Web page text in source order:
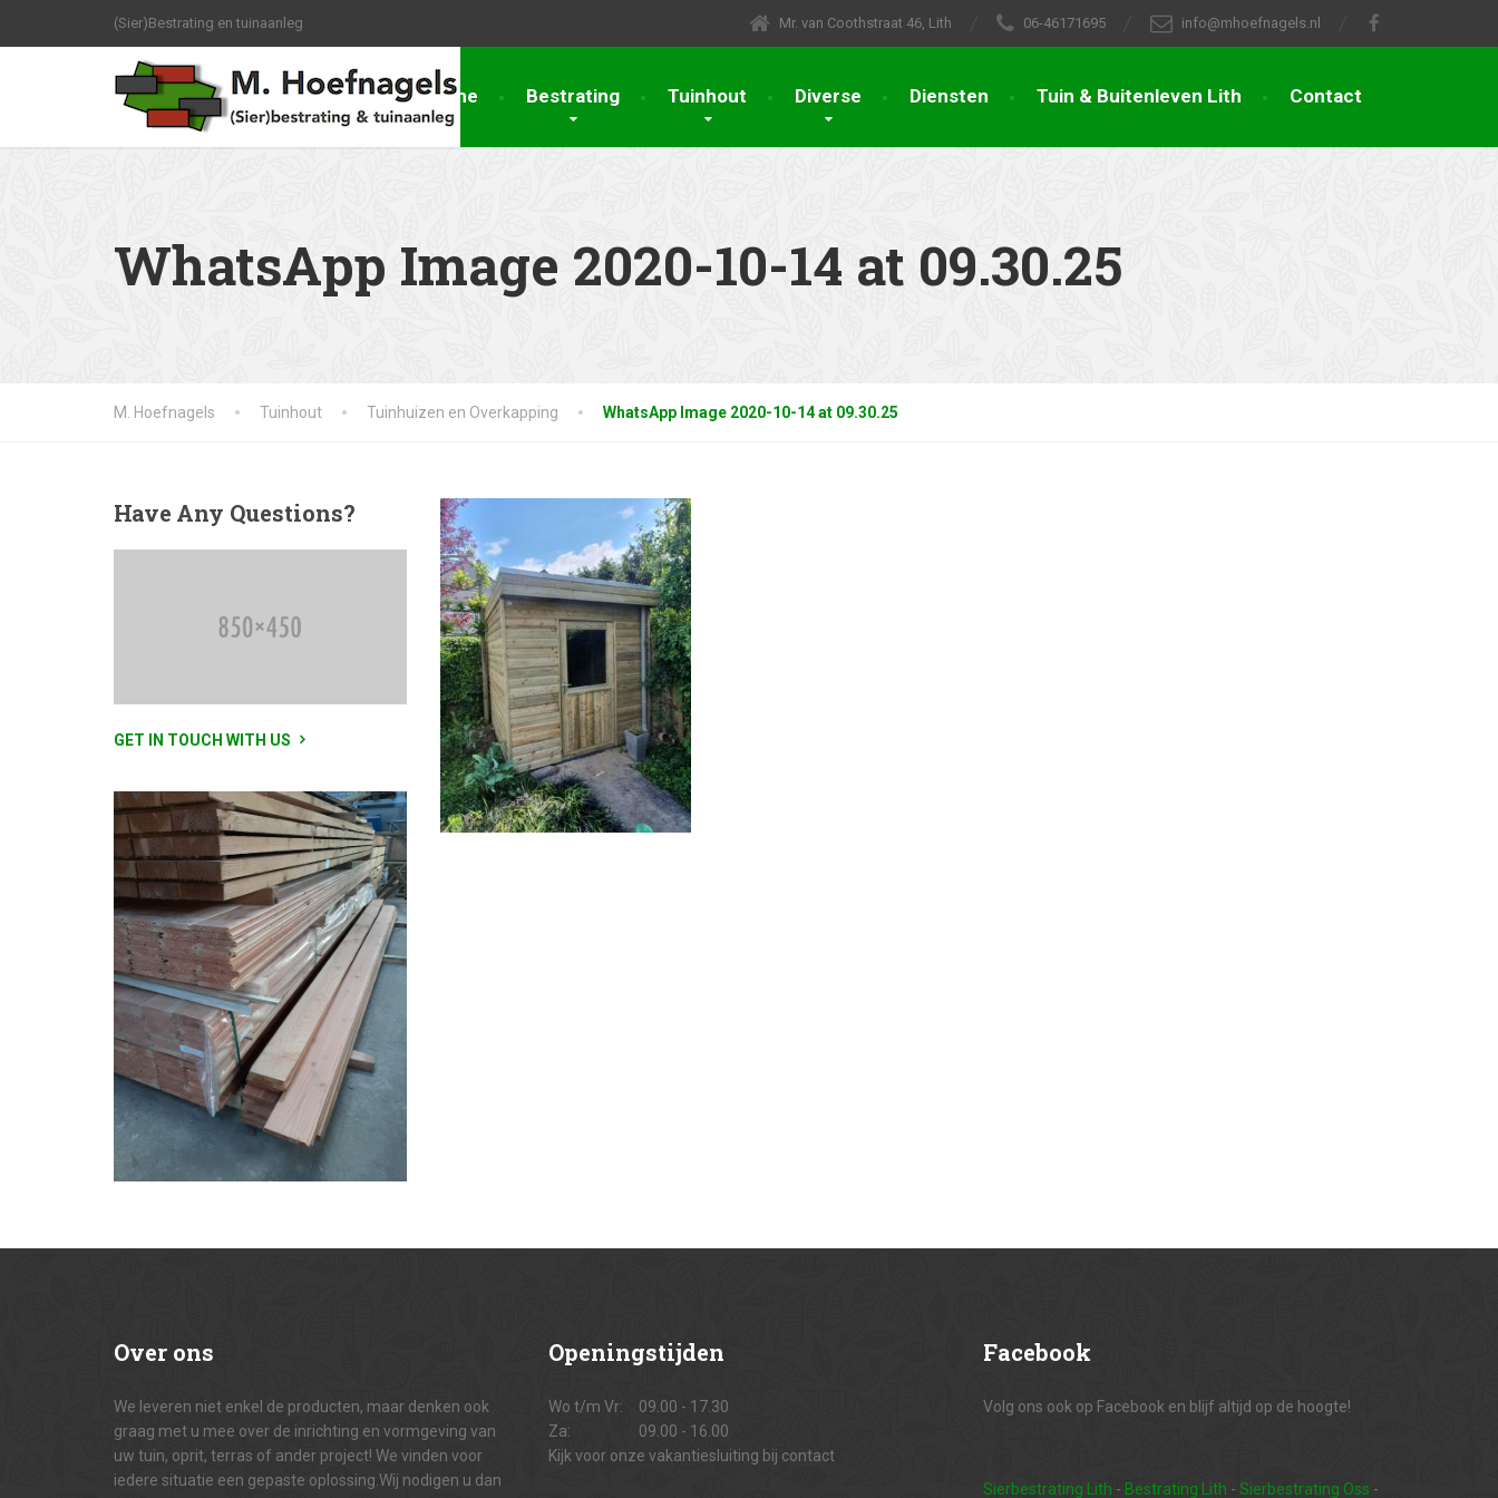
(Sier)Bestrating en tuinaanleg Mr. van Coothstraat 46, Lith 06-46171695 info@mhoefnagels.nl
Home Bestrating Tuinhout Diverse Diensten Tuin & Buitenleven Lith Contact
WhatsApp Image 2020-10-14 at 09.30.25
M. Hoefnagels Tuinhout Tuinhuizen en Overkapping WhatsApp Image 2020-10-14 at 09.30.25
HaveAny Questions?
GET IN TOUCH WITH US
Over ons
We leveren niet enkel de producten, maar denken ook
graag met u mee over de inrichting en vormgeving van
uw tuin, oprit, terras of ander project! We vinden voor
iedere situatie een gepaste oplossing.Wij nodigen u dan
Openingstijden
Wo t/m Vr:
09.00 - 17.30
Za:
09.00 - 16.00
Kijk voor onze vakantiesluiting bij contact
Facebook
Volg ons ook op Facebook en blijf altijd op de hoogte!
Sierbestrating Lith - Bestrating Lith - Sierbestrating Oss -